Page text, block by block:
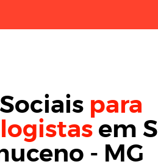
para
em
- MG